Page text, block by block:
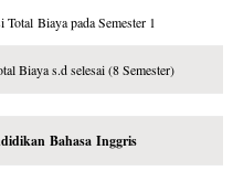
Total Biaya pada Semester 1
Biaya s.d selesai (8 Semester)
Bahasa Inggris